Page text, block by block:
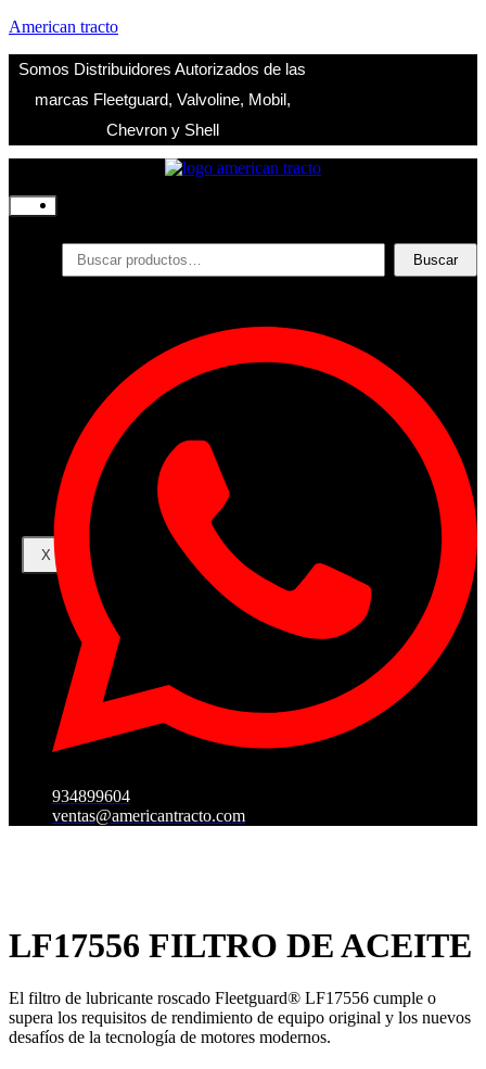
American tracto
Somos Distribuidores Autorizados de las
marcas Fleetguard, Valvoline, Mobil,
Chevron y Shell
Productos
Filtros
Contacto
Acceder
Iniciar Sesion
Registro
Restablecer la contraseña
X
Buscar
934899604
ventas@americantracto.com
LF17556 FILTRO DE ACEITE
El filtro de lubricante roscado Fleetguard® LF17556 cumple o
supera los requisitos de rendimiento de equipo original y los nuevos
desafíos de la tecnología de motores modernos.